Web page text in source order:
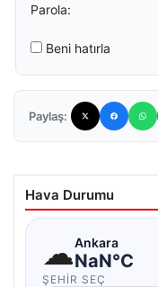
Parola:
Beni hatırla
Paylaş:
Hava Durumu
☁Ankara
NaN°C
ŞEHIR SEÇ